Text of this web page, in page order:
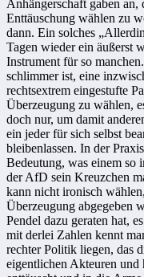
Anhängerschaft gaben an,
Enttäuschung wählen zu
dann. Ein solches
Tagen wieder ein äußerst
Instrument für so
schlimmer ist, eine
rechtsextrem eingestufte
Überzeugung zu wählen,
doch nur, um damit
ein jeder für sich selbst
bleibenlassen. In der
Bedeutung, was einem so
der AfD sein Kreuzchen
kann nicht ironisch
Überzeugung abgegeben
Pendel dazu geraten hat,
mit derlei Zahlen kennt
rechter Politik liegen, das
eigentlichen Akteuren und